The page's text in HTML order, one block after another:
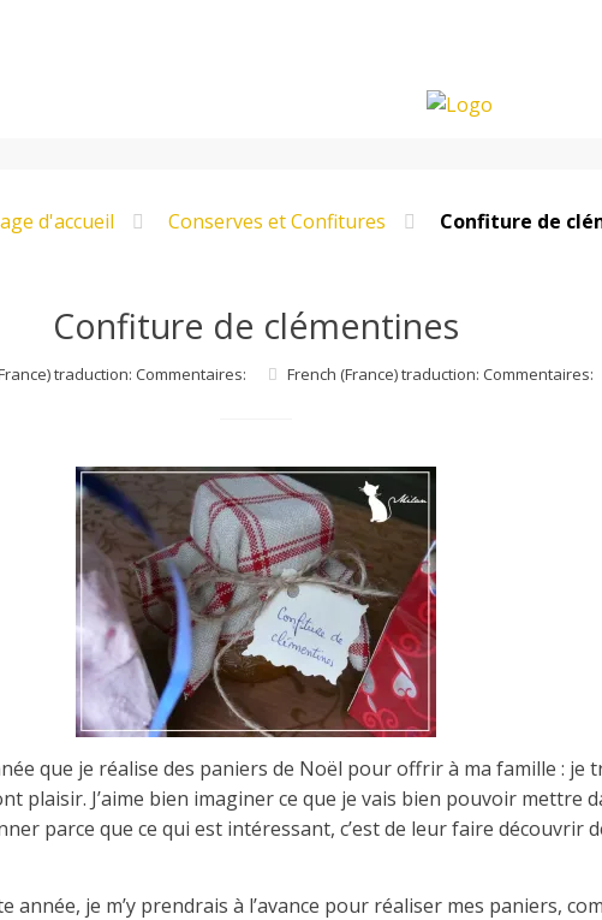
d'accueil Conserves et Confitures Confiture de
Confiture de clémentines
traduction: Commentaires: French (France) traduction: Commentaires:
que je réalise des paniers de Noël pour offrir à ma famille : je
plaisir. J’aime bien imaginer ce que je vais bien pouvoir mettre
parce que ce qui est intéressant, c’est de leur faire découvrir
année, je m’y prendrais à l’avance pour réaliser mes paniers,